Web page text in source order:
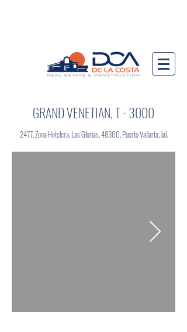
GRAND VENETIAN, T - 3000
2477, Zona Hotelera, Las Glorias, 48300, Puerto Vallarta, Jal.